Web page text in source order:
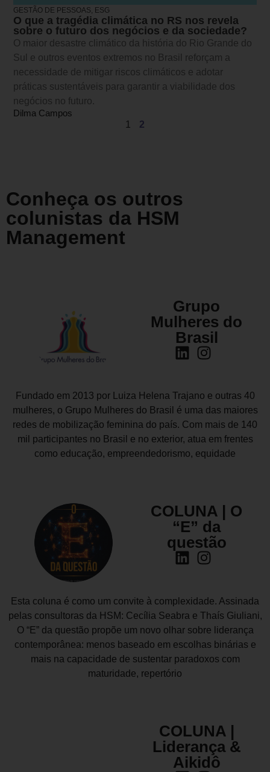
GESTÃO DE PESSOAS, ESG
O que a tragédia climática no RS nos revela
sobre o futuro dos negócios e da sociedade?
O maior desastre climático da história do Rio Grande do
Sul e outros eventos extremos no Brasil reforçam a
necessidade de mitigar riscos climáticos e adotar
práticas sustentáveis para garantir a viabilidade dos
negócios no futuro.
Dilma Campos
1
2
Conheça os outros
colunistas da HSM
Management
Grupo
Mulheres do
Brasil
Fundado em 2013 por Luiza Helena Trajano e outras 40
mulheres, o Grupo Mulheres do Brasil é uma das maiores
redes de mobilização feminina do país. Com mais de 140
mil participantes no Brasil e no exterior, atua em frentes
como educação, empreendedorismo, equidade
COLUNA | O
“E” da
questão
Esta coluna é como um convite à complexidade. Assinada
pelas consultoras da HSM: Cecília Seabra e Thaís Giuliani,
O “E” da questão propõe um novo olhar sobre liderança
contemporânea: menos baseado em escolhas binárias e
mais na capacidade de sustentar paradoxos com
maturidade, repertório
COLUNA |
Liderança &
Aikidô